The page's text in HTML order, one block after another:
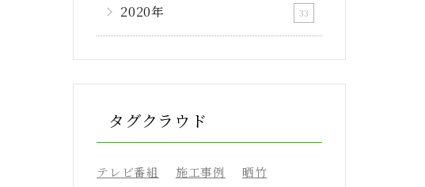
2020年 33
タグクラウド
テレビ番組 施工事例
晒竹